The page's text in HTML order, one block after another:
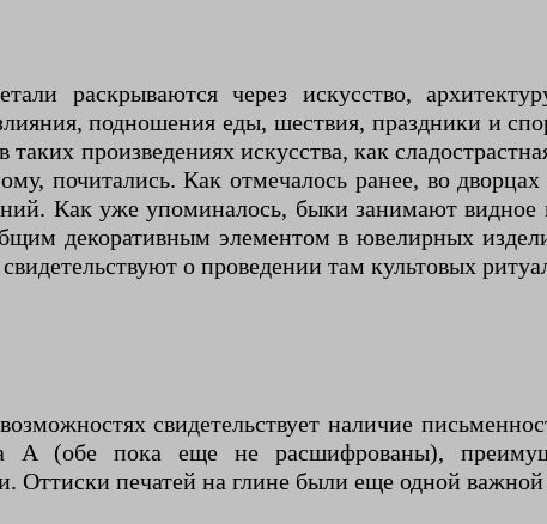
раскрываются через искусство,
подношения еды, шествия, праздники и
произведениях искусства, как
почитались. Как отмечалось ранее, во
Как уже упоминалось, быки занимают
декоративным элементом в ювелирных
о проведении там культовых
свидетельствует наличие
(обе пока еще не расшифрованы),
Оттиски печатей на глине были еще одной